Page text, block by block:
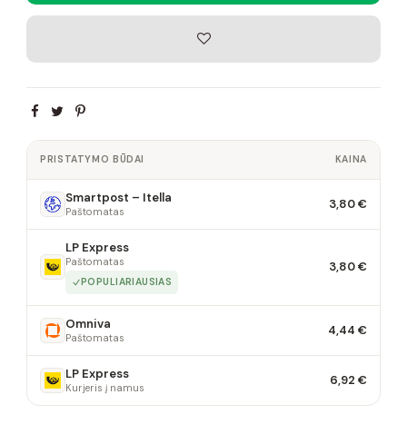
PRISTATYMO BŪDAI KAINA
Smartpost – Itella
Paštomatas 3,80 €
LP Express
Paštomatas
POPULIARIAUSIAS
3,80 €
Omniva
Paštomatas 4,44 €
LP Express
Kurjeris į namus 6,92 €